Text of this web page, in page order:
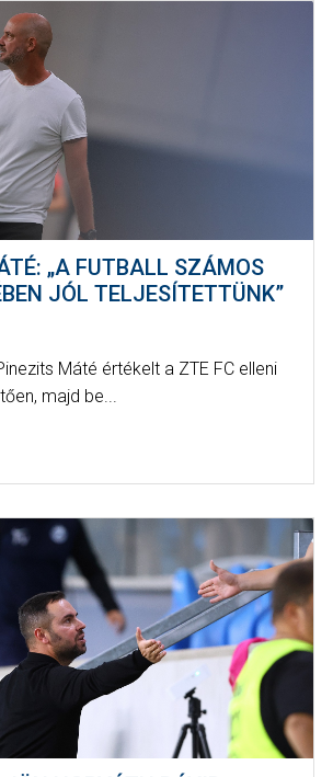
„A FUTBALL SZÁMOS
JÓL TELJESÍTETTÜNK”
Máté értékelt a ZTE FC elleni
majd be...